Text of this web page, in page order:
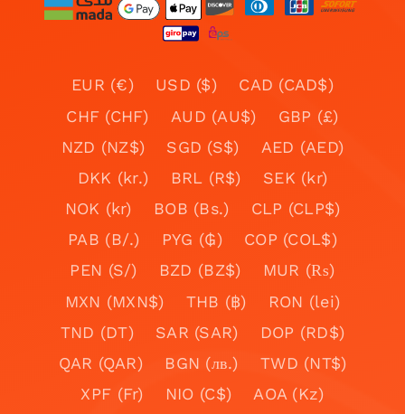
EUR (€) USD ($)
CAD (CAD$)
CHF (CHF)
AUD (AU$)
GBP (£)
NZD (NZ$)
SGD (S$)
AED (AED)
DKK (kr.)
BRL (R$)
SEK (kr)
NOK (kr)
BOB (Bs.)
CLP (CLP$)
PAB (B/.)
PYG (₲)
COP (COL$)
PEN (S/)
BZD (BZ$)
MUR (₨)
MXN (MXN$)
THB (฿)
RON (lei)
TND (DT)
SAR (SAR)
DOP (RD$)
QAR (QAR)
BGN (лв.)
TWD (NT$)
XPF (Fr)
NIO (C$)
AOA (Kz)